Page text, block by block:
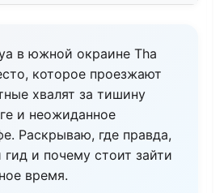
в южной окраине Tha
которое проезжают
хвалят за тишину
и неожиданное
Раскрываю, где правда,
гид и почему стоит зайти
время.